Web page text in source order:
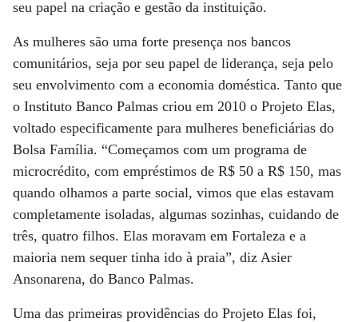
seu papel na criação e gestão da instituição.
As mulheres são uma forte presença nos bancos
comunitários, seja por seu papel de liderança, seja pelo
seu envolvimento com a economia doméstica. Tanto que
o Instituto Banco Palmas criou em 2010 o Projeto Elas,
voltado especificamente para mulheres beneficiárias do
Bolsa Família. “Começamos com um programa de
microcrédito, com empréstimos de R$ 50 a R$ 150, mas
quando olhamos a parte social, vimos que elas estavam
completamente isoladas, algumas sozinhas, cuidando de
três, quatro filhos. Elas moravam em Fortaleza e a
maioria nem sequer tinha ido à praia”, diz Asier
Ansonarena, do Banco Palmas.
Uma das primeiras providências do Projeto Elas foi,